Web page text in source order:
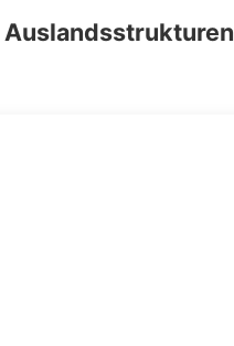
Auslandsstrukturen